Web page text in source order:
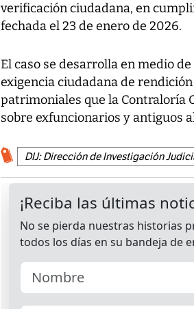
verificación ciudadana, en
fechada el 23 de enero de 2026.
El caso se desarrolla en medio
exigencia ciudadana de
patrimoniales que la Contraloría
sobre exfuncionarios y antiguos
DIJ: Dirección de Investigación